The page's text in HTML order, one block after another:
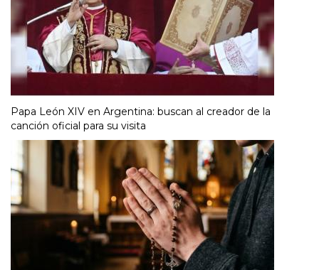
Papa León XIV en Argentina: buscan al creador de la
canción oficial para su visita